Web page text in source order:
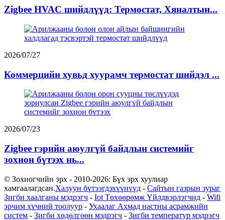
Zigbee HVAC шийдлүүд: Термостат, Хяналтын...
2026/07/27
Коммерцийн хувьд хуурамч термостат шийдэл ...
2026/07/23
Zigbee гэрийн аюулгүй байдлын системийг
зохион бүтээх нь...
© Зохиогчийн эрх - 2010-2026: Бүх эрх хуулиар
хамгаалагдсан.Халуун бүтээгдэхүүнүүд - Сайтын газрын зураг
Зигби хаалганы мэдрэгч - Iot Төхөөрөмж Үйлдвэрлэгчид - Wifi
эрчим хүчний тоолуур - Ухаалаг Ахмад настны асрамжийн
систем - Зигби хөдөлгөөн мэдрэгч - Зигби температур мэдрэгч